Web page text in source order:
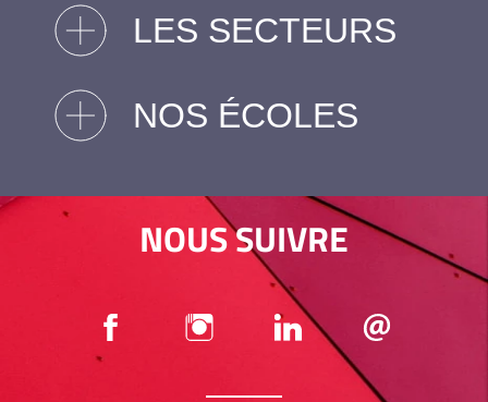
LES SECTEURS
NOS ÉCOLES
NOUS SUIVRE